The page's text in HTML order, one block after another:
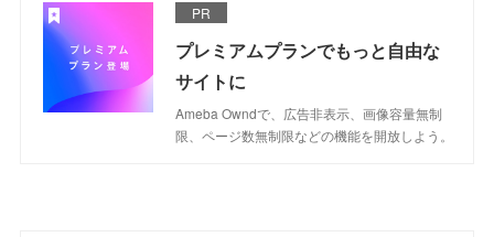
PR
プレミアムプランでもっと自由な
サイトに
Ameba Owndで、広告非表示、画像容量無制
限、ページ数無制限などの機能を開放しよう。